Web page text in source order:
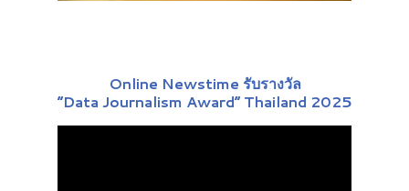
Online Newstime รับรางวัล
“Data Journalism Award” Thailand 2025